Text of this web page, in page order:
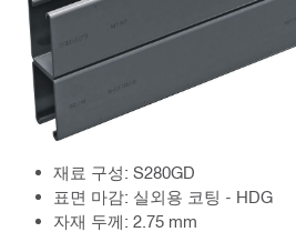
재료 구성: S280GD
표면 마감: 실외용 코팅 - HDG
자재 두께: 2.75 mm